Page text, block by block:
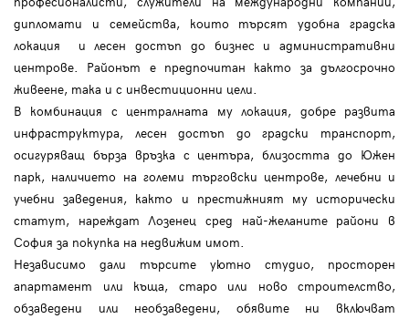
дипломати и семейства, които търсят удобна градска
локация и лесен достъп до бизнес и административни
центрове. Районът е предпочитан както за дългосрочно
живеене, така и с инвестиционни цели.
В комбинация с централната му локация, добре развита
инфраструктура, лесен достъп до градски транспорт,
осигуряващ бърза връзка с центъра, близостта до Южен
парк, наличието на големи търговски центрове, лечебни и
учебни заведения, както и престижният му исторически
статут, нареждат Лозенец сред най-желаните райони в
София за покупка на недвижим имот.
Независимо дали търсите уютно студио, просторен
апартамент или къща, старо или ново строителство,
обзаведени или необзаведени, обявите ни включват